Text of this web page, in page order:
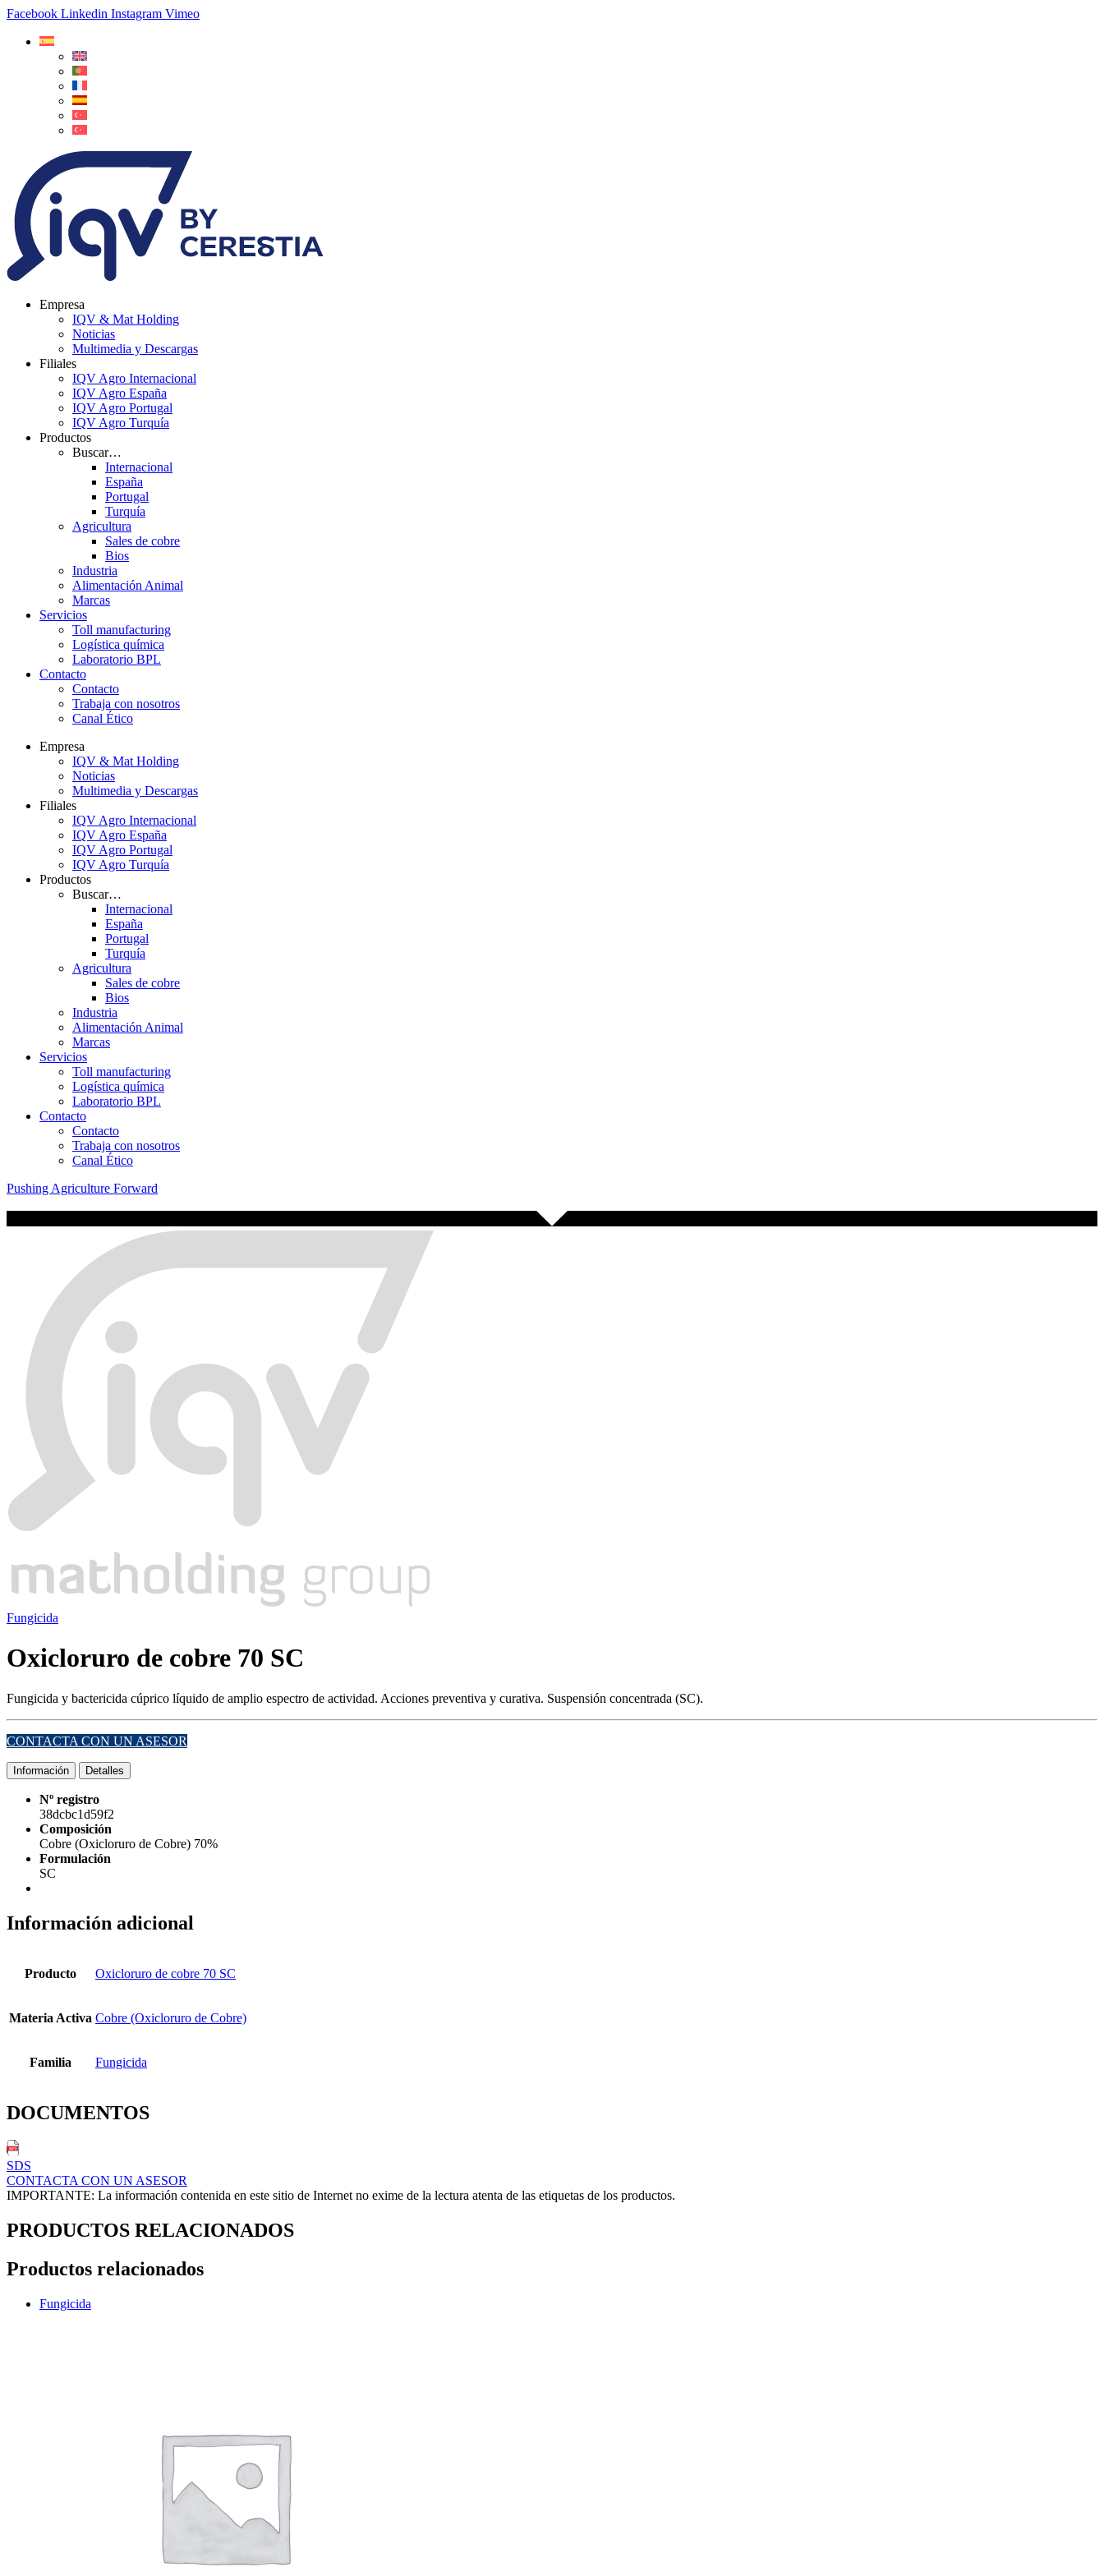
Facebook Linkedin Instagram Vimeo
Empresa
IQV & Mat Holding
Noticias
Multimedia y Descargas
Filiales
IQV Agro Internacional
IQV Agro España
IQV Agro Portugal
IQV Agro Turquía
Productos
Buscar…
Internacional
España
Portugal
Turquía
Agricultura
Sales de cobre
Bios
Industria
Alimentación Animal
Marcas
Servicios
Toll manufacturing
Logística química
Laboratorio BPL
Contacto
Contacto
Trabaja con nosotros
Canal Ético
Empresa
IQV & Mat Holding
Noticias
Multimedia y Descargas
Filiales
IQV Agro Internacional
IQV Agro España
IQV Agro Portugal
IQV Agro Turquía
Productos
Buscar…
Internacional
España
Portugal
Turquía
Agricultura
Sales de cobre
Bios
Industria
Alimentación Animal
Marcas
Servicios
Toll manufacturing
Logística química
Laboratorio BPL
Contacto
Contacto
Trabaja con nosotros
Canal Ético
Pushing Agriculture Forward
Fungicida
Oxicloruro de cobre 70 SC
Fungicida y bactericida cúprico líquido de amplio espectro de actividad. Acciones preventiva y curativa. Suspensión concentrada (SC).
CONTACTA CON UN ASESOR
Información Detalles
Nº registro
38dcbc1d59f2
Composición
Cobre (Oxicloruro de Cobre) 70%
Formulación
SC
Información adicional
Producto Oxicloruro de cobre 70 SC
Materia Activa Cobre (Oxicloruro de Cobre)
Familia Fungicida
DOCUMENTOS
SDS
CONTACTA CON UN ASESOR
IMPORTANTE: La información contenida en este sitio de Internet no exime de la lectura atenta de las etiquetas de los productos.
PRODUCTOS RELACIONADOS
Productos relacionados
Fungicida